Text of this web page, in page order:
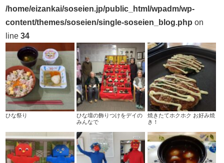
/home/eizankai/soseien.jp/public_html/wpadm/wp-
content/themes/soseien/single-soseien_blog.php on
line34
ひな祭り
ひな壇の飾りつけをデイの
みんなで
焼きたてホクホク お好み焼
き！